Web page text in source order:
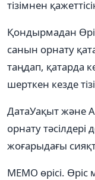
тізімнен
Қондырмадан
санын орнату
таңдап, қатарда
шерткен кезде
ДатаУақыт және
орнату тәсілдері
жоғарыдағы
МЕМО өрісі. Өріс